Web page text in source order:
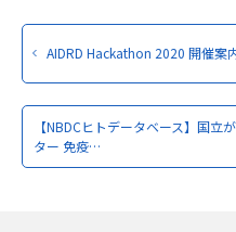
AIDRD Hackathon 2020 開催案
【NBDCヒトデータベース】国立
ター 免疫…